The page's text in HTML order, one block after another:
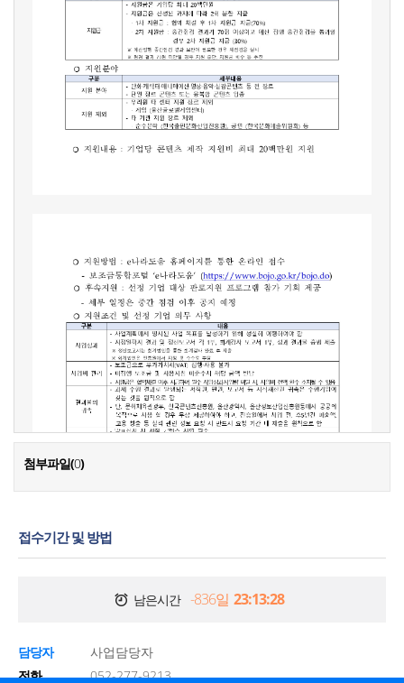
첨부파일(0)
접수기간 및 방법
남은시간 -836일 23:13:28
담당자
사업담당자
전화
052-277-9213